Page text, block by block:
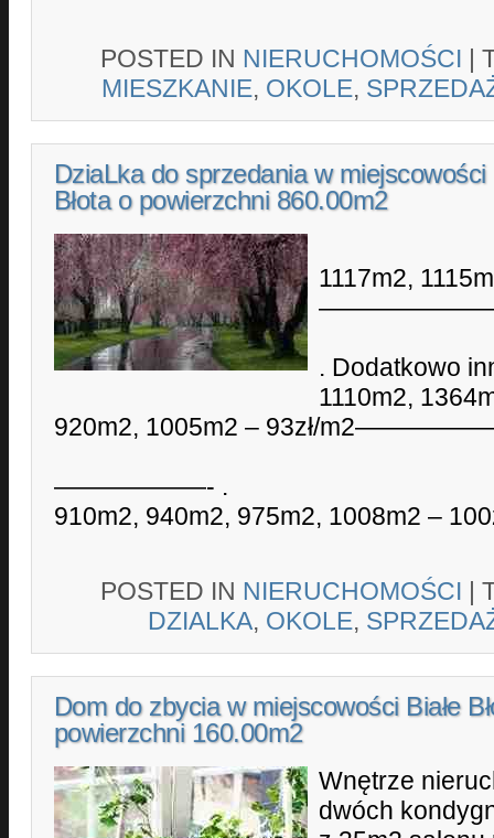
POSTED IN NIERUCHOMOŚCI |
MIESZKANIE, OKOLE,
DziaLka do sprzedania w miejscowości
Błota o powierzchni 860.00m2
1117m2,
. Dodatkowo
1110m2,
920m2, 1005m2 – 93zł/
910m2, 940m2, 975m2, 1008m2 –
POSTED IN NIERUCHOMOŚCI |
DZIALKA, OKOLE,
Dom do zbycia w miejscowości Białe
powierzchni 160.00m2
Wnętrze
dwóch